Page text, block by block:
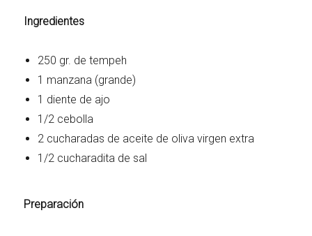
Ingredientes
250 gr. de tempeh
1 manzana (grande)
1 diente de ajo
1/2 cebolla
2 cucharadas de aceite de oliva virgen extra
1/2 cucharadita de sal
Preparación